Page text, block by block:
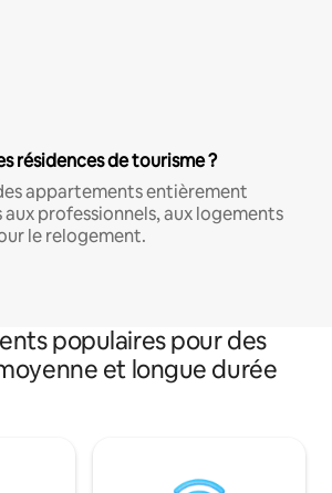
résidences de tourisme ?
appartements entièrement
professionnels, aux logements
le relogement.
populaires pour des
et longue durée